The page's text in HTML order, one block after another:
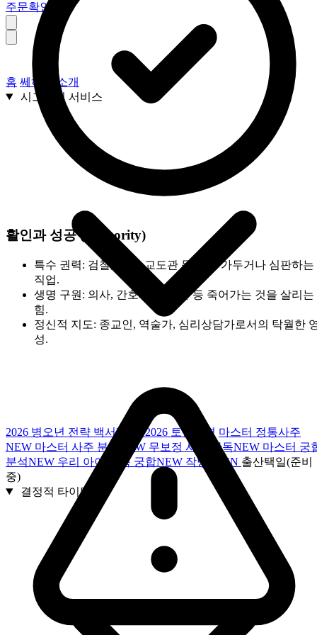
주문확인
홈 쎄하다 소개
시그니처 서비스
2026 병오년 전략 백서NEW 2026 토정비결 마스터 정통사주
NEW 마스터 사주 분석 NEW 무보정 사주 판독NEW 마스터 궁
분석NEW 우리 아이 양육 궁합NEW 작명 OPEN 출산택일(준비
중)
결정적 타이밍
활인과 성공 (Authority)
특수 권력: 검찰, 경찰, 교도관 등 남을 가두거나 심판하는
직업.
생명 구원: 의사, 간호사, 한의사 등 죽어가는 것을 살리는
힘.
정신적 지도: 종교인, 역술가, 심리상담가로서의 탁월한
성.